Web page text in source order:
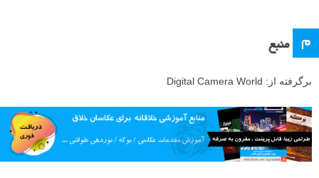
م منبع
برگرفته از: Digital Camera World